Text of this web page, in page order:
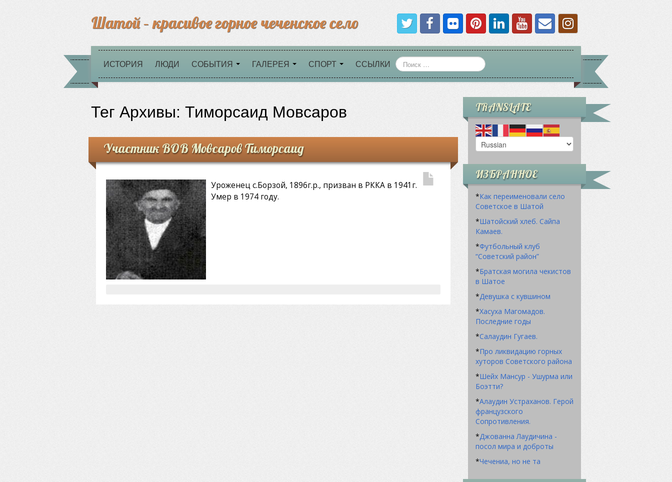
Шатой – красивое горное чеченское село
ИСТОРИЯ ЛЮДИ СОБЫТИЯ ГАЛЕРЕЯ СПОРТ ССЫЛКИ
Тег Архивы: Тиморсаид Мовсаров
Участник ВОВ Мовсаров Тиморсаид
Уроженец с.Борзой, 1896г.р., призван в РККА в 1941г.
Умер в 1974 году.
TRANSLATE
ИЗБРАННОЕ
*Как переименовали село
Советское в Шатой
*Шатойский хлеб. Сайпа
Камаев.
*Футбольный клуб
“Советский район”
*Братская могила чекистов
в Шатое
*Девушка с кувшином
*Хасуха Магомадов.
Последние годы
*Салаудин Гугаев.
*Про ликвидацию горных
хуторов Советского района
*Шейх Мансур - Ушурма или
Боэтти?
*Алаудин Устраханов. Герой
французского
Сопротивления.
*Джованна Лаудичина -
посол мира и доброты
*Чечениа, но не та